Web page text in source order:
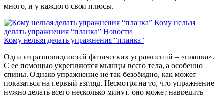
много, и у каждого свои плюсы.
Кому нельзя
делать упражнения “планка” Новости
Кому нельзя делать упражнения “планка”
Одна из разновидностей физических упражнений – «планка».
С ее помощью укрепляются мышцы всего тела, а особенно
спины. Однако упражнение не так безобидно, как может
показаться на первый взгляд. Несмотря на то, что упражнение
нужно делать всего несколько минут, оно может навредить